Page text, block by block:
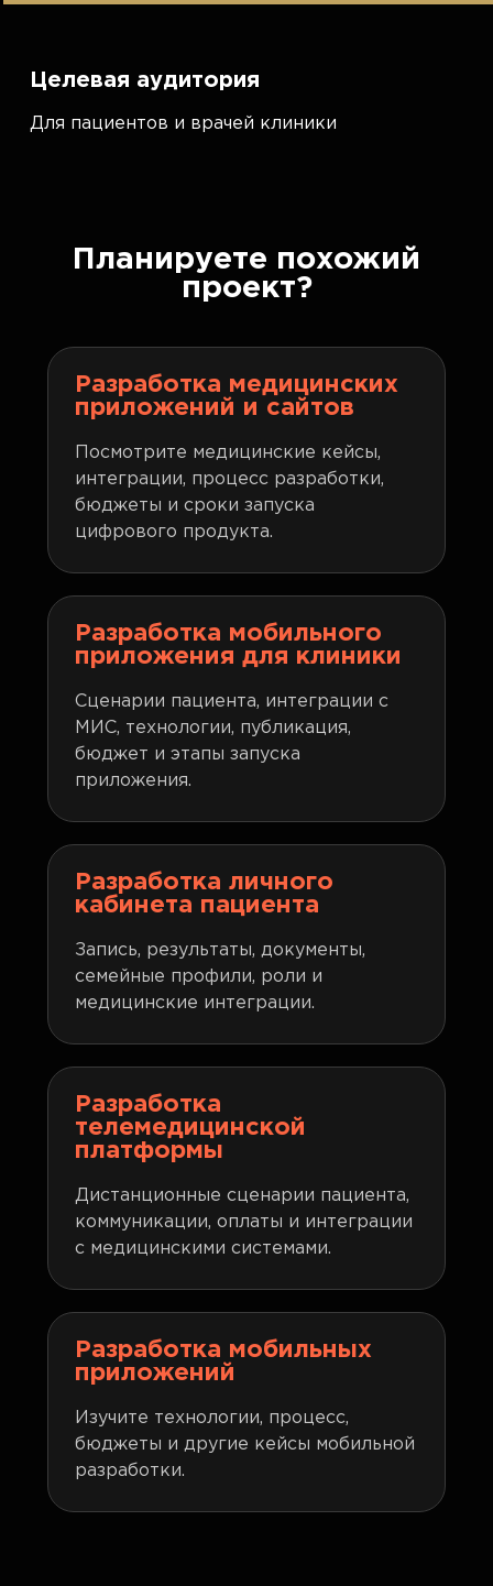
Целевая аудитория
Для пациентов и врачей клиники
Планируете похожий
проект?
Разработка медицинских
приложений и сайтов
Посмотрите медицинские кейсы,
интеграции, процесс разработки,
бюджеты и сроки запуска
цифрового продукта.
Разработка мобильного
приложения для клиники
Сценарии пациента, интеграции с
МИС, технологии, публикация,
бюджет и этапы запуска
приложения.
Разработка личного
кабинета пациента
Запись, результаты, документы,
семейные профили, роли и
медицинские интеграции.
Разработка
телемедицинской
платформы
Дистанционные сценарии пациента,
коммуникации, оплаты и интеграции
с медицинскими системами.
Разработка мобильных
приложений
Изучите технологии, процесс,
бюджеты и другие кейсы мобильной
разработки.